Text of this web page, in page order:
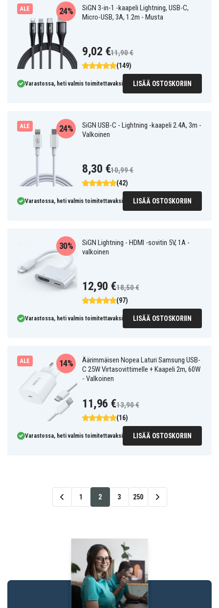
ALE
SiGN 3-in-1 -kaapeli Lightning, USB-C,
Micro-USB, 3A, 1.2m - Musta
(149)
24%
9,02 €11,90 €
Varastossa, heti valmis toimitettavaksi LISÄÄ OSTOSKORIIN
ALE
SiGN USB-C - Lightning -kaapeli 2.4A, 3m -
Valkoinen
(42)
24%
8,30 €10,99 €
Varastossa, heti valmis toimitettavaksi LISÄÄ OSTOSKORIIN
SiGN Lightning - HDMI -sovitin 5V, 1A -
valkoinen
(97)
30%
12,90 €18,50 €
Varastossa, heti valmis toimitettavaksi LISÄÄ OSTOSKORIIN
ALE
Äärimmäisen Nopea Laturi Samsung USB-
C 25W Virtasovittimelle + Kaapeli 2m, 60W
- Valkoinen
(16)
14%
11,96 €13,90 €
Varastossa, heti valmis toimitettavaksi LISÄÄ OSTOSKORIIN
1 2 3 250